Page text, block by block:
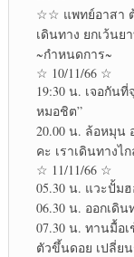
☆☆ แพทย์อาสา
เดินทาง ยกเว้น
~กำหนดการ~
☆ 10/11/66 ☆
19:30 น. เจอกัน
หมอ​ชิต”
20.00 น. ล้อหมุน
คะ เราเดินทางไ
☆ 11/11/66 ☆
05.30 น. แวะปั้ม
06.30 น. ออกเดิ
07.30 น. ทานมื้อ
ตัว​ขึ้นดอย เปลี่ย